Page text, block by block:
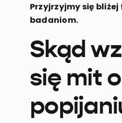
Przyjrzyjmy się
badaniom.
Skąd
się mit o